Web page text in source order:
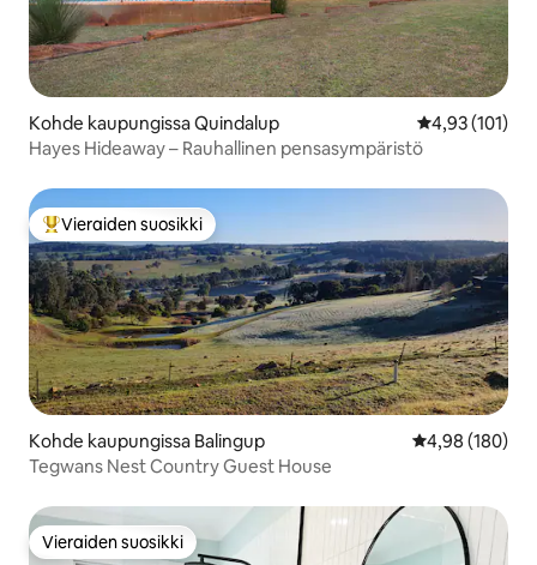
Kohde kaupungissa Quindalup
4,93 (101)
Hayes Hideaway – Rauhallinen pensasympäristö
Vieraiden suosikkien parhaimmistoa
Vieraiden suosikki
Kohde kaupungissa Balingup
4,98 (180)
Tegwans Nest Country Guest House
Vieraiden suosikki
Vieraiden suosikki